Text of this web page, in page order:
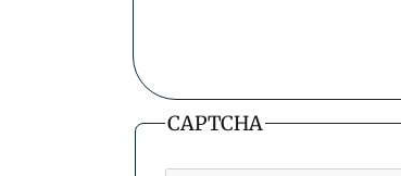
CAPTCHA